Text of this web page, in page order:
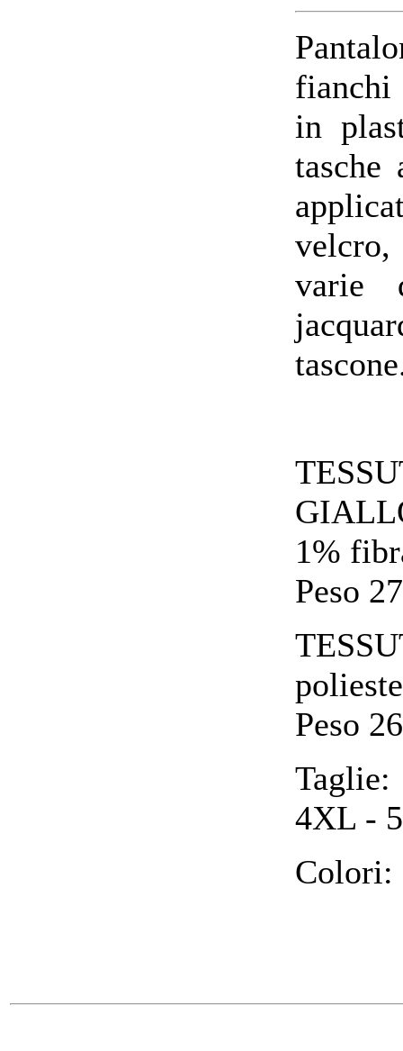
fianchi
in
tasche
varie
1%
Peso
Peso
4XL -
Colori: